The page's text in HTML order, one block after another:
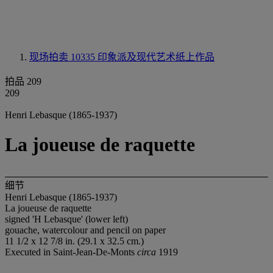
现场拍卖 10335 印象派及现代艺术纸上作品
拍品 209
209
Henri Lebasque (1865-1937)
La joueuse de raquette
细节
Henri Lebasque (1865-1937)
La joueuse de raquette
signed 'H Lebasque' (lower left)
gouache, watercolour and pencil on paper
11 1/2 x 12 7/8 in. (29.1 x 32.5 cm.)
Executed in Saint-Jean-De-Monts circa 1919